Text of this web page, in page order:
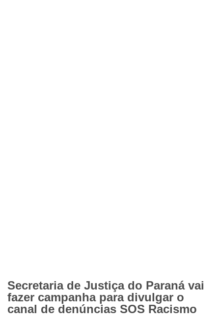
Secretaria de Justiça do Paraná vai
fazer campanha para divulgar o
canal de denúncias SOS Racismo